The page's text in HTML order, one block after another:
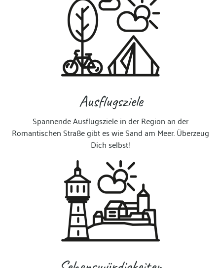
Ausflugsziele
Spannende Ausflugsziele in der Region an der
Romantischen Straße gibt es wie Sand am Meer. Überzeug
Dich selbst!